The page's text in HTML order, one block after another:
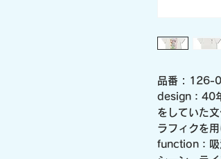
品番 : 126-
design：40
をしていた
ラフィクを
function：吸